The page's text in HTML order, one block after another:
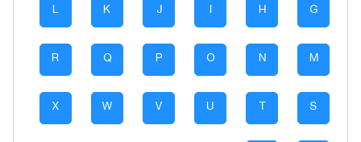
G
H
I
J
K
L
M
N
O
P
Q
R
S
T
U
V
W
X